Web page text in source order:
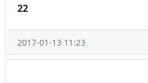
22
2017-01-13 11:23